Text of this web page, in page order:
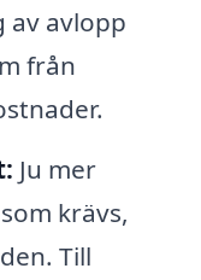
av avlopp
från
Ju mer
krävs,
Till